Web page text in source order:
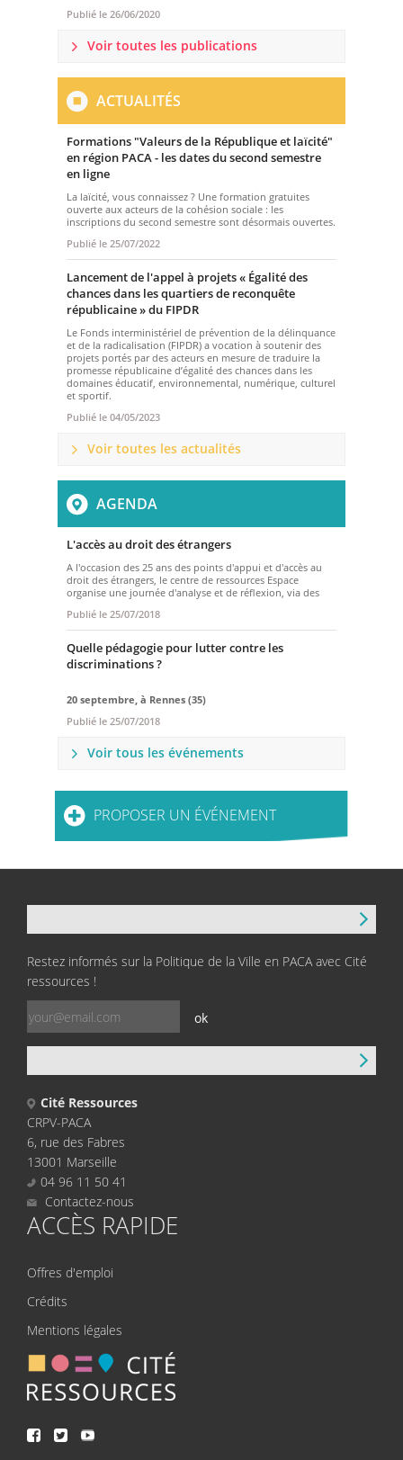
Publié le 26/06/2020
Voir toutes les publications
ACTUALITÉS
Formations "Valeurs de la République et laïcité"
en région PACA - les dates du second semestre
en ligne
La laïcité, vous connaissez ? Une formation gratuites
ouverte aux acteurs de la cohésion sociale : les
inscriptions du second semestre sont désormais ouvertes.
Publié le 25/07/2022
Lancement de l'appel à projets « Égalité des
chances dans les quartiers de reconquête
républicaine » du FIPDR
Le Fonds interministériel de prévention de la délinquance
et de la radicalisation (FIPDR) a vocation à soutenir des
projets portés par des acteurs en mesure de traduire la
promesse républicaine d’égalité des chances dans les
domaines éducatif, environnemental, numérique, culturel
et sportif.
Publié le 04/05/2023
Voir toutes les actualités
AGENDA
L'accès au droit des étrangers
A l'occasion des 25 ans des points d'appui et d'accès au
droit des étrangers, le centre de ressources Espace
organise une journée d'analyse et de réflexion, via des
Publié le 25/07/2018
Quelle pédagogie pour lutter contre les
discriminations ?
20 septembre, à Rennes (35)
Publié le 25/07/2018
Voir tous les événements
PROPOSER UN ÉVÉNEMENT
Restez informés sur la Politique de la Ville en PACA avec Cité
ressources !
ok
Cité Ressources
CRPV-PACA
6, rue des Fabres
13001 Marseille
04 96 11 50 41
Contactez-nous
ACCÈS RAPIDE
Offres d'emploi
Crédits
Mentions légales